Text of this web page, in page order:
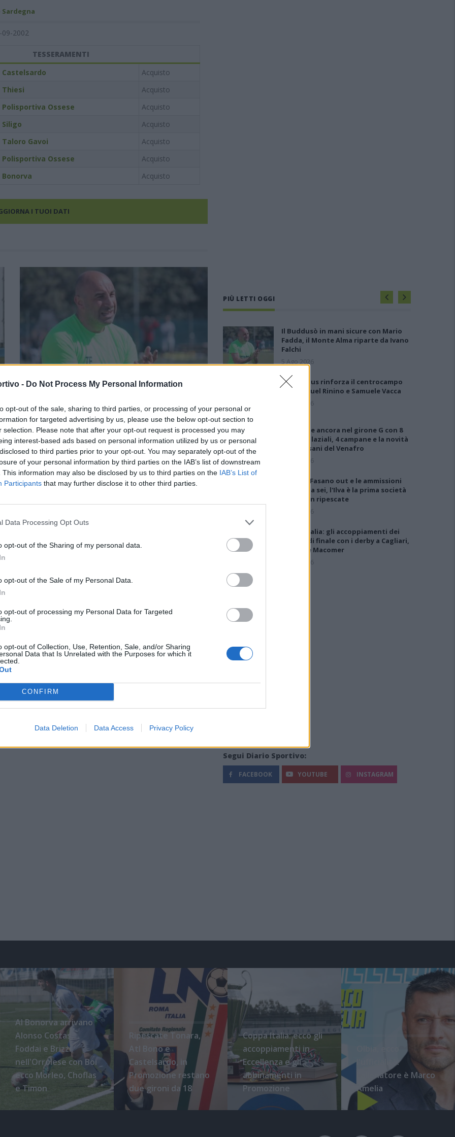
- Do Not Process My Personal Information
opt-out of the sale, sharing to third parties, or processing of your personal or
for targeted advertising by us, please use the below opt-out section to
selection. Please note that after your opt-out request is processed you may
interest-based ads based on personal information utilized by us or personal
to third parties prior to your opt-out. You may separately opt-out of the
of your personal information by third parties on the IAB’s list of downstream
This information may also be disclosed by us to third parties on the IAB’s List of
Participants that may further disclose it to other third parties.
Data Processing Opt Outs
opt-out of the Sharing of my personal data.
opt-out of the Sale of my Personal Data.
opt-out of processing my Personal Data for Targeted
opt-out of Collection, Use, Retention, Sale, and/or Sharing
Data that Is Unrelated with the Purposes for which it
CONFIRM
Data Deletion Data Access Privacy Policy
09-2002
TESSERAMENTI
Castelsardo
Acquisto
Thiesi
Acquisto
Polisportiva Ossese
Acquisto
Siligo
Acquisto
Taloro Gavoi
Acquisto
Polisportiva Ossese
Acquisto
Bonorva Acquisto
I TUOI DATI
Il Buddusò in mani sicure con Mario Fadda, il
Monte Alma riparte da Ivano Falchi
5 Ago 2026
Con l'apertura dei tesseramenti dei calciatori a partire dall'1
luglio, inizia ufficialmente la stagione 2026-27 e per le
squadre di Promozione girone B arrivano anche le chiusure
Colpo dell'Uta con Pisano e arriva
con Piroddi, Angiargia e Nenna
Sanna, Simoni e mantiene lo zoccolo
4 Ago 2026
con Samuele Pinna
28 Lug 2026
PIÙ LETTI OGGI
Il Buddusò in mani sicure con Mario
Fadda, il Monte Alma riparte da Ivano
Falchi
5 Ago 2026
Il Selargius rinforza il centrocampo
con Manuel Rinino e Samuele Vacca
6 Ago 2026
Le 5 sarde ancora nel girone G con 8
squadre laziali, 4 campane e la novità
dei molisani del Venafro
6 Ago 2026
Anche il Fasano out e le ammissioni
salgono a sei, l'Ilva è la prima società
tra le non ripescate
5 Ago 2026
Coppa Italia: gli accoppiamenti dei
16esimi di finale con i derby a Cagliari,
Sassari e Macomer
5 Ago 2026
Segui Diario Sportivo:
FACEBOOK YOUTUBE INSTAGRAM
Al Bonorva arrivano
Alonso Costas,
Foddai e Brizzi,
nell'Orrolese con Boi
ecco Morleo, Choflas
e Timon
Ripescate Tonara,
Atl Bono e
Castelsardo, in
Promozione restano
due gironi da 18
Coppa Italia: ecco gli
accoppiamenti in
Eccellenza e gli
abbinamenti in
Promozione
l'ufficialità:
l'allenatore è Marco
Amelia